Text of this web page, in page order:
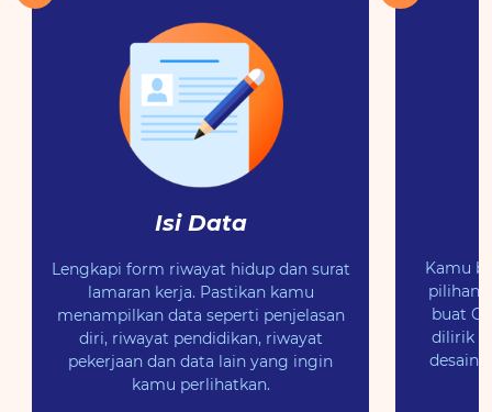
Isi Data
Lengkapi form riwayat hidup dan surat
lamaran kerja. Pastikan kamu
menampilkan data seperti penjelasan
diri, riwayat pendidikan, riwayat
pekerjaan dan data lain yang ingin
kamu perlihatkan.
Kamu
pilihan
buat
dilirik
desain